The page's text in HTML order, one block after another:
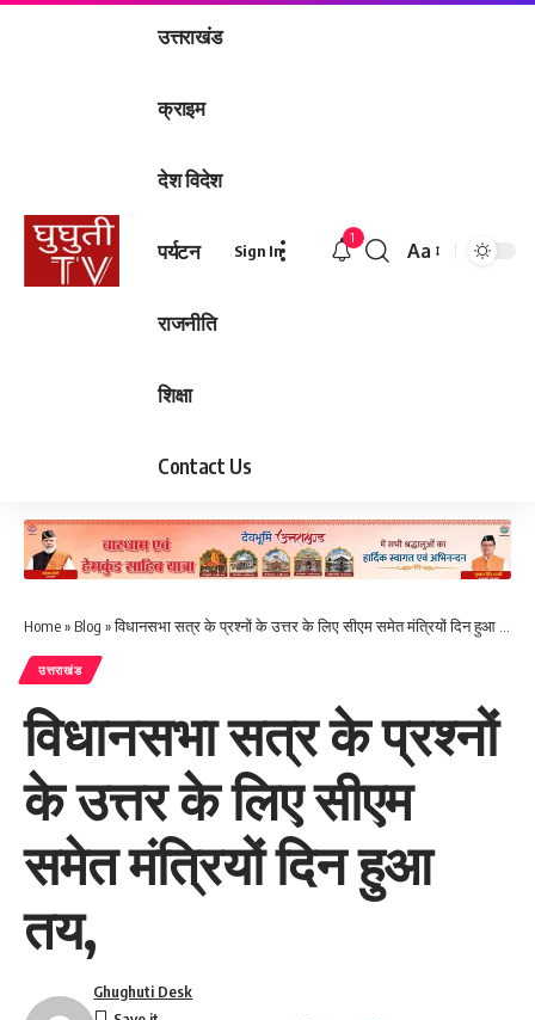
उत्तराखंड
क्राइम
देश विदेश
पर्यटन
राजनीति
शिक्षा
Contact Us
Sign In
1
Font
Aa
Home» Blog »विधानसभा सत्र के प्रश्नों के उत्तर के लिए सीएम समेत मंत्रियों दिन हुआ तय,
उत्तराखंड
विधानसभा सत्र के प्रश्नों
के उत्तर के लिए सीएम
समेत मंत्रियों दिन हुआ
तय,
Ghughuti Desk